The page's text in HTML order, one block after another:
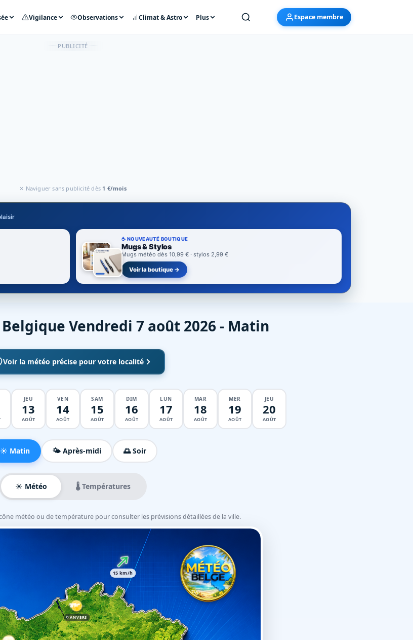
Vigilance Observations Climat & Astro Plus Espace membre
PUBLICITÉ
✕ Naviguer sans publicité dès 1 €/mois
☕ NOUVEAUTÉ BOUTIQUE
Mugs & Stylos
Mugs météo dès 10,99 € · stylos 2,99 €
Voir la boutique →
Vendredi 7 août 2026 - Matin
Voir la météo précise pour votre localité
JEU
13
AOÛT
VEN
14
AOÛT
SAM
15
AOÛT
DIM
16
AOÛT
LUN
17
AOÛT
MAR
18
AOÛT
MER
19
AOÛT
JEU
20
AOÛT
☀️ Matin 🌤️ Après-midi 🌅 Soir
☀️ Météo 🌡️ Températures
météo ou de température pour consulter les prévisions détaillées de la ville.
ANVERS
15 km/h